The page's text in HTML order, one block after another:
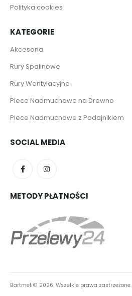
Polityka cookies
KATEGORIE
Akcesoria
Rury Spalinowe
Rury Wentylacyjne
Piece Nadmuchowe na Drewno
Piece Nadmuchowe z Podajnikiem
SOCIAL MEDIA
METODY PŁATNOŚCI
Bartmet © 2026. Wszelkie prawa zastrzeżone.